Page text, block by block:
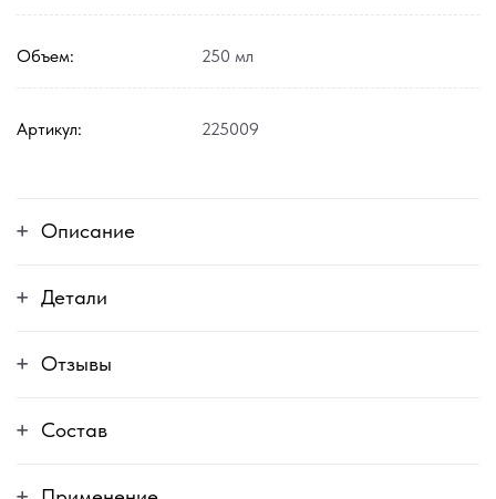
Объем: 250 мл
Артикул: 225009
Описание
Детали
Отзывы
Состав